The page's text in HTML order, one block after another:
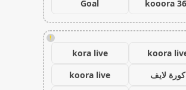
kooora
Goal
!
koora
kora live
كورة لايف
koora live